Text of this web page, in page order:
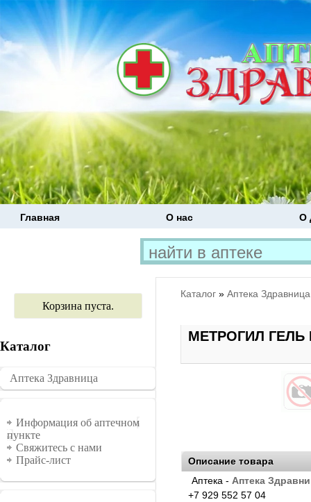
Главная О нас О
Корзина пуста.
Каталог
�������
Аптека Здравница
Информация
Информация об аптечном
пункте
Свяжитесь с нами
Прайс-лист
Каталог » Аптека Здравница
МЕТРОГИЛ ГЕЛЬ
Описание товара
Аптека - Аптека
+7 929 552 57 04